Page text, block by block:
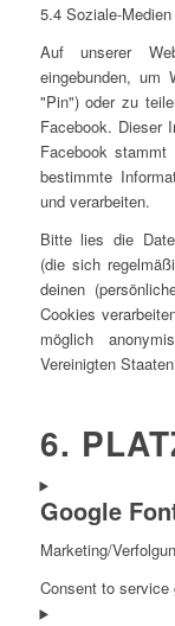
5.4 Soziale-Medien
Auf unserer
eingebunden, um
"Pin") oder zu
Facebook. Dieser
Facebook
bestimmte
und verarbeiten.
Bitte lies die
(die sich
deinen
Cookies
möglich
Vereinigten
6.
Google
Marketing/
Consent to service